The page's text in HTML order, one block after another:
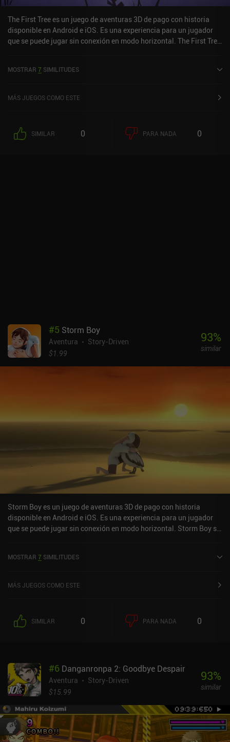
The First Tree es un juego de aventuras 3D de pago con historia
disponible en Android e iOS. Es una experiencia para un jugador
que se puede jugar sin conexión en modo horizontal. The First Tree
MOSTRAR 7 SIMILITUDES
MÁS JUEGOS COMO ESTE
SIMILAR 0 PARA NADA 0
#5 Storm Boy
Aventura
Story-Driven
$1.99
93%
similar
Storm Boy es un juego de aventuras 3D de pago con historia
disponible en Android e iOS. Es una experiencia para un jugador
que se puede jugar sin conexión en modo horizontal. Storm Boy se
MOSTRAR 7 SIMILITUDES
MÁS JUEGOS COMO ESTE
SIMILAR 0 PARA NADA 0
#6 Danganronpa 2: Goodbye Despair
Aventura
Story-Driven
$15.99
93%
similar